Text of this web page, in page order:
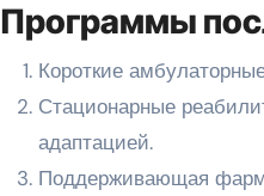
Программы
Короткие
Стационарные
адаптацией.
Поддерживающая